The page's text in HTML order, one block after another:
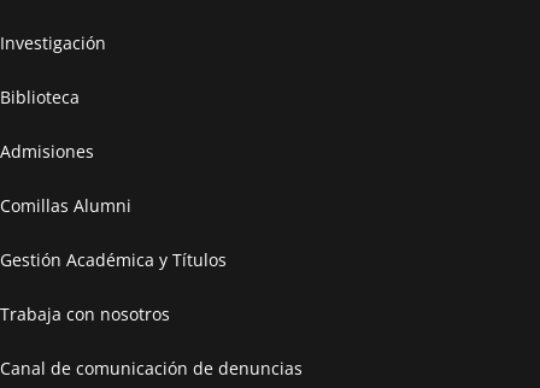
Investigación
Biblioteca
Admisiones
Comillas Alumni
Gestión Académica y Títulos
Trabaja con nosotros
Canal de comunicación de denuncias